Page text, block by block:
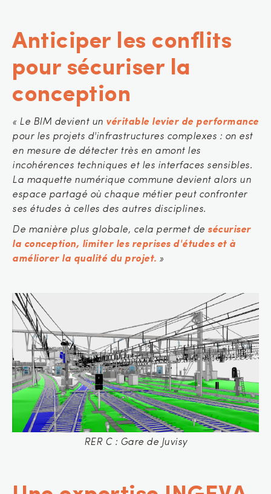
Anticiper les conflits
pour sécuriser la
conception
« Le BIM devient un véritable levier de performance
pour les projets d'infrastructures complexes : on est
en mesure de détecter très en amont les
incohérences techniques et les interfaces sensibles.
La maquette numérique commune devient alors un
espace partagé où chaque métier peut confronter
ses études à celles des autres disciplines.
De manière plus globale, cela permet de sécuriser
la conception, limiter les reprises d'études et à
améliorer la qualité du projet. »
RER C : Gare de Juvisy